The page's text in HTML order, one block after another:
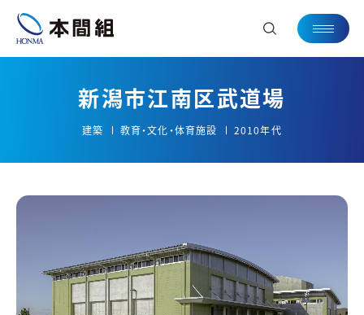
新潟市江南区武道場
建築 教育・文化・体育施設 2010年代